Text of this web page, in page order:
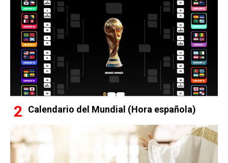
Calendario del Mundial (Hora española)